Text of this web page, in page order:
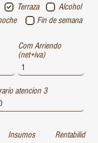
Alcohol
Terraza
Fin de semana
Com Arriendo
(net+iva)
atencion 3
Insumos Rentabilid